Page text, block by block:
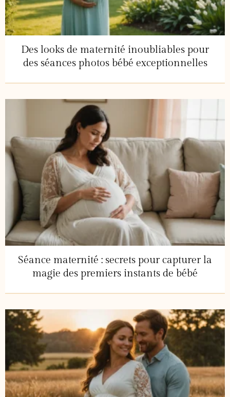
Des looks de maternité inoubliables pour
des séances photos bébé exceptionnelles
Séance maternité : secrets pour capturer la
magie des premiers instants de bébé